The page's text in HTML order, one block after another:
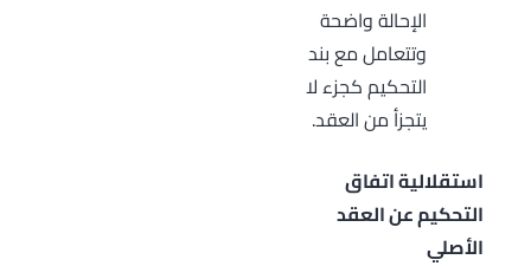
الإحالة واضحة
وتتعامل مع بند
التحكيم كجزء لا
يتجزأ من العقد.
استقلالية اتفاق
التحكيم عن العقد
الأصلي